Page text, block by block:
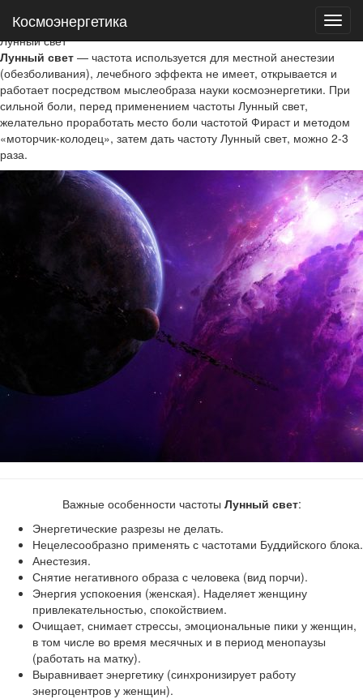
Космоэнергетика
ЛУННЫЙ СВЕТ
Лунный свет
Лунный свет — частота используется для местной анестезии
(обезболивания), лечебного эффекта не имеет, открывается и
работает посредством мыслеобраза науки космоэнергетики. При
сильной боли, перед применением частоты Лунный свет,
желательно проработать место боли частотой Фираст и методом
«моторчик-колодец», затем дать частоту Лунный свет, можно 2-3
раза.
Важные особенности частоты Лунный свет:
Энергетические разрезы не делать.
Нецелесообразно применять с частотами Буддийского блока.
Анестезия.
Снятие негативного образа с человека (вид порчи).
Энергия успокоения (женская). Наделяет женщину
привлекательностью, спокойствием.
Очищает, снимает стрессы, эмоциональные пики у женщин,
в том числе во время месячных и в период менопаузы
(работать на матку).
Выравнивает энергетику (синхронизирует работу
энергоцентров у женщин).